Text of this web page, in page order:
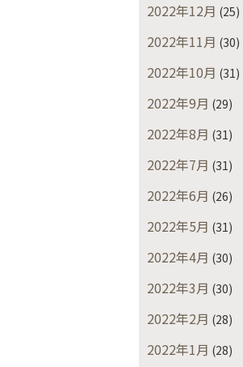
2022年12月 (25)
2022年11月 (30)
2022年10月 (31)
2022年9月 (29)
2022年8月 (31)
2022年7月 (31)
2022年6月 (26)
2022年5月 (31)
2022年4月 (30)
2022年3月 (30)
2022年2月 (28)
2022年1月 (28)